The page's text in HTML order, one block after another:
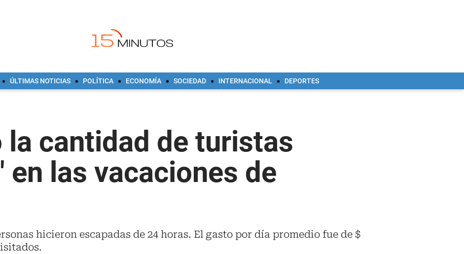
ÚLTIMAS NOTICIAS POLÍTICA ECONOMÍA SOCIEDAD INTERNACIONAL DEPORTES
la cantidad de turistas
en las vacaciones de
hicieron escapadas de 24 horas. El gasto por día promedio fue de $